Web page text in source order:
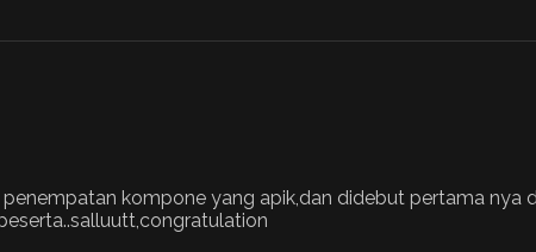
kompone yang apik,dan didebut pertama nya